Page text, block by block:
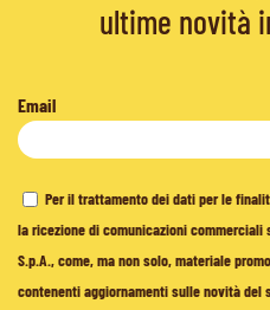
ultime novità
Email
Per il trattamento dei dati per le
la ricezione di comunicazioni
S.p.A., come, ma non solo, materiale
contenenti aggiornamenti sulle novità del